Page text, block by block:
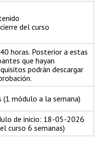
del curso
horas. Posterior a estas
que hayan
podrán descargar
(1 módulo a la semana)
de inicio: 18-05-2026
curso 6 semanas)